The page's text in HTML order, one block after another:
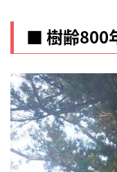
■ 樹齢800